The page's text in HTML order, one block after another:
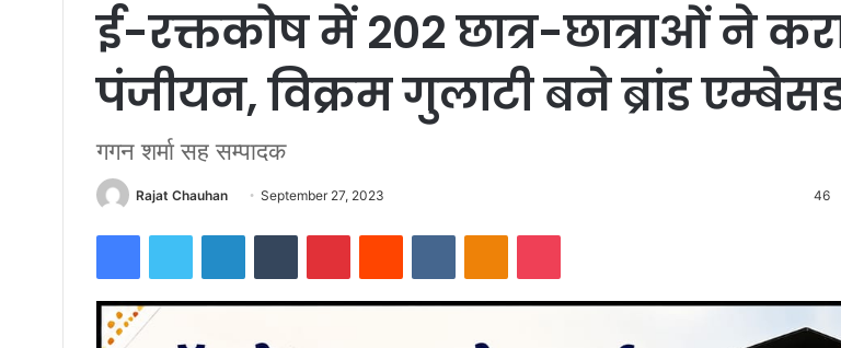
ई-रक्तकोष में 202 छात्र-छात्राओं ने
पंजीयन, विक्रम गुलाटी बने ब्रांड
गगन शर्मा सह सम्पादक
Rajat Chauhan
SendSeptember 27, 2023 46
FacebookTwitter LinkedInTumblr PinterestReddit VKontakteOdnoklassniki
Pocket